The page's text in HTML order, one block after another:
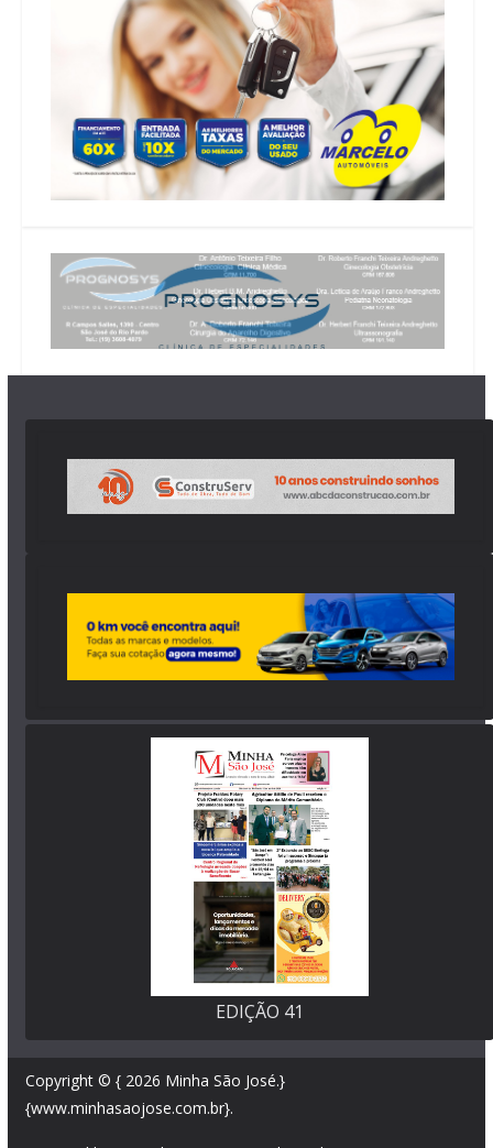
EDIÇÃO 41
Copyright © { 2026 Minha São José.}
{www.minhasaojose.com.br}.